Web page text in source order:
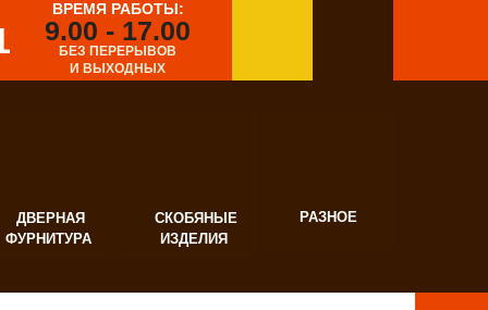
СКОБЯНЫЕ
ИЗДЕЛИЯ
РАЗНОЕ
ВРЕМЯ РАБОТЫ:
9.00 - 17.00
БЕЗ ПЕРЕРЫВОВ
И ВЫХОДНЫХ